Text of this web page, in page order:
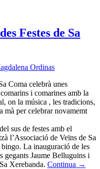
Festes de Sa
Ordinas
Coma celebrà unes
i comarines amb la
on la música , les tradicions,
mà per celebrar novamemt
sus de festes amb el
l’Associació de Veïns de Sa
La inauguració de les
gegants Jaume Belluguins i
Xerebanda. Continua →